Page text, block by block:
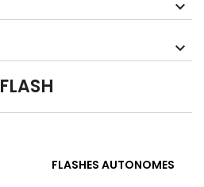
FLASH
FLASHES AUTONOMES